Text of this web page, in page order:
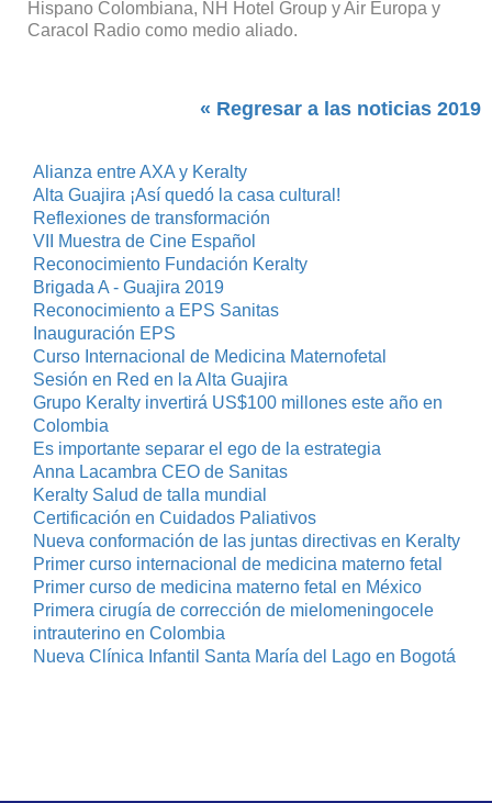
Hispano Colombiana, NH Hotel Group y Air Europa y
Caracol Radio como medio aliado.
« Regresar a las noticias 2019
Alianza entre AXA y Keralty
Alta Guajira ¡Así quedó la casa cultural!
Reflexiones de transformación
VII Muestra de Cine Español
Reconocimiento Fundación Keralty
Brigada A - Guajira 2019
Reconocimiento a EPS Sanitas
Inauguración EPS
Curso Internacional de Medicina Maternofetal
Sesión en Red en la Alta Guajira
Grupo Keralty invertirá US$100 millones este año en
Colombia
Es importante separar el ego de la estrategia
Anna Lacambra CEO de Sanitas
Keralty Salud de talla mundial
Certificación en Cuidados Paliativos
Nueva conformación de las juntas directivas en Keralty
Primer curso internacional de medicina materno fetal
Primer curso de medicina materno fetal en México
Primera cirugía de corrección de mielomeningocele
intrauterino en Colombia
Nueva Clínica Infantil Santa María del Lago en Bogotá